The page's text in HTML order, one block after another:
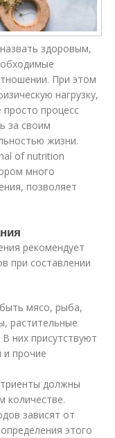
здоровым,
При этом
нагрузку,
процесс
за своим
жизни.
of nutrition
много
позволяет
рекомендует
при составлении
мясо, рыба,
растительные
них присутствуют
и прочие
должны
количестве.
зависят от
этого